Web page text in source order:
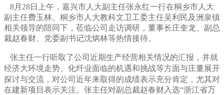
8月28日上午，嘉兴市人大副主任张永红一行在桐乡市人大
副主任费玉林、桐乡市人大教科文卫工委主任吴利民及洲泉镇
相关领导的陪同下，莅临公司走访调研，董事长庄奎龙、副总
裁赵春财、党委副书记沈炳林等热情接待。
张主任一行听取了公司近期生产经营相关情况的汇报， 并就
经济大环境走势、化纤业面临的机遇和挑战等方面与庄董展开
探讨与交流， 对公司近年来取得的成绩表示充分肯定，尤其对
在建新项目表示关注。张主任对副总裁赵春财入选“浙江省万